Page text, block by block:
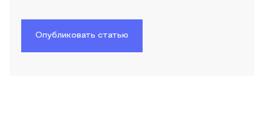
Опубликовать статью